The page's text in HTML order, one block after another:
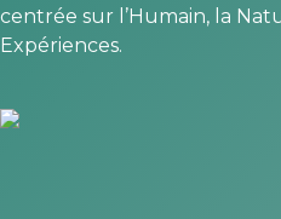
centrée sur l’Humain, la
Expériences.